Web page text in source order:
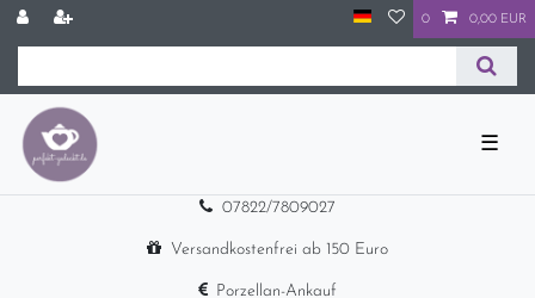
0 0,00 EUR
☰
07822/7809027
Versandkostenfrei ab 150 Euro
Porzellan-Ankauf